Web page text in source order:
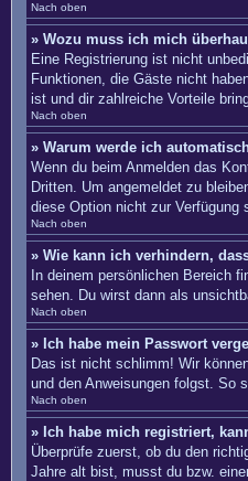
Nach oben
» Wozu muss ich mich
Eine Registrierung ist nicht
Funktionen, die Gäste nicht
ist und dir zahlreiche Vorteile
Nach oben
» Warum werde ich
Wenn du beim Anmelden das
Dritten. Um angemeldet zu
diese Option nicht zur Verfügung
Nach oben
» Wie kann ich verhindern,
In deinem persönlichen Bereich
sehen. Du wirst dann als
Nach oben
» Ich habe mein Passwort
Das ist nicht schlimm! Wir
und den Anweisungen folgst. So
Nach oben
» Ich habe mich registriert,
Überprüfe zuerst, ob du den
Jahre alt bist, musst du bzw.